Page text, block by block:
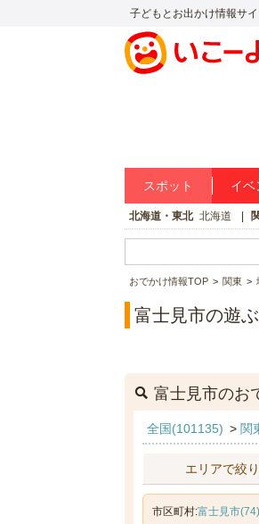
子どもとお出かけ情報サ
スポット イベ
北海道・東北 北海道
おでかけ情報TOP 関東
富士見市の遊
富士見市のお
全国(101135) > 関
エリアで絞
市区町村:富士見市(74)